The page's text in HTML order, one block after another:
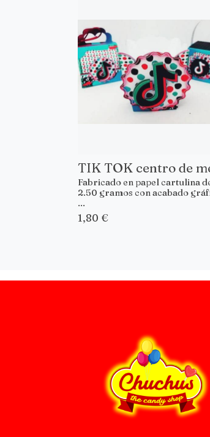
TIK TOK centro de
Fabricado en papel cartulina
2.50 gramos con acabado
...
1,80 €